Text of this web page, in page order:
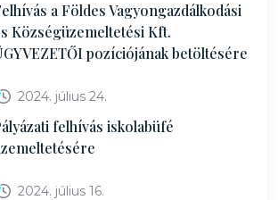
a Földes Vagyongazdálkodási
Községüzemeltetési Kft.
pozíciójának betöltésére
2024. július 24.
felhívás iskolabüfé
2024. július 16.